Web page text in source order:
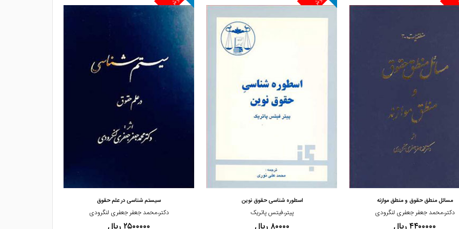
مشاهده و خرید
مسائل منطق حقوق و منطق موازنه
دکتر،محمد جعفر جعفری لنگرودی
اسطوره شناسی حقوق نوین
پیتر،فیتس پاتریک
سیستم شناسی در علم حقوق
دکتر،محمد جعفر جعفری لنگرودی